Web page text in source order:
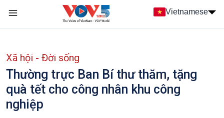
Nhảy đến nội dung
Vietnamese
Xã hội - Đời sống
Thường trực Ban Bí thư thăm, tặng
quà tết cho công nhân khu công
nghiệp